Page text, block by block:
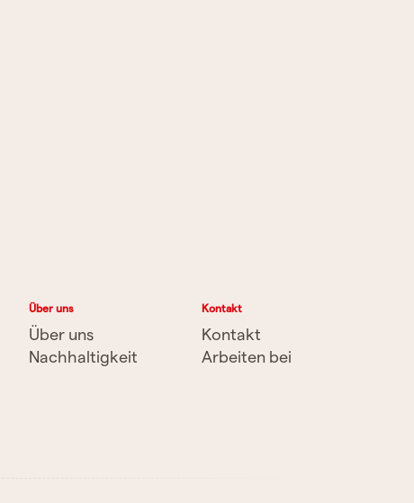
Über uns
Über uns
Nachhaltigkeit
Kontakt
Kontakt
Arbeiten bei